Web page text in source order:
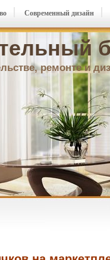
ремонте и
Современный дизайн